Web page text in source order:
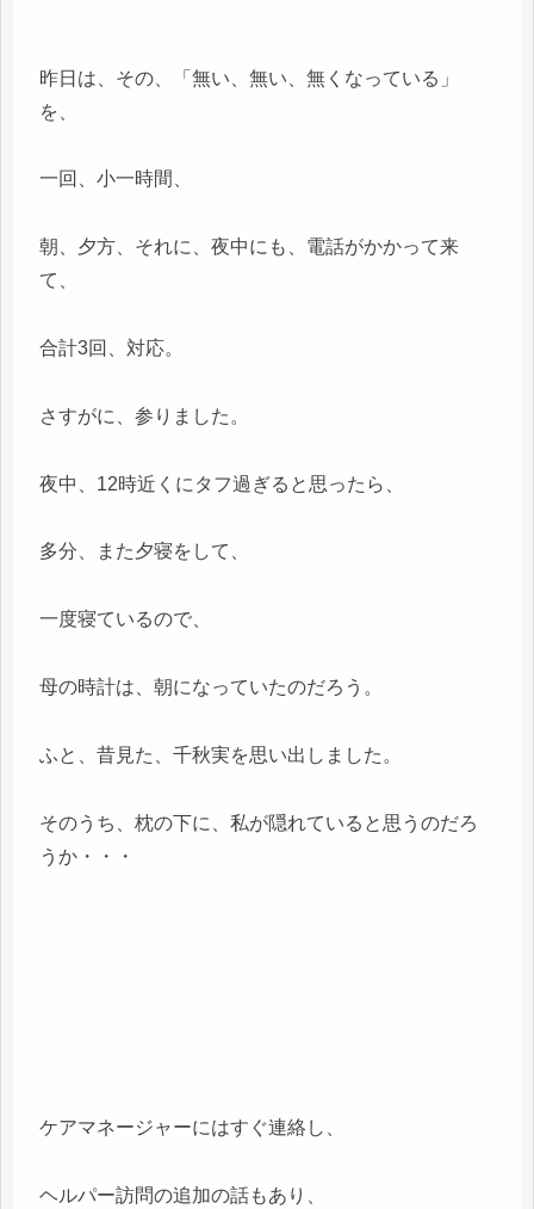
昨日は、その、「無い、無い、無くなっている」
を、
一回、小一時間、
朝、夕方、それに、夜中にも、電話がかかって来
て、
合計3回、対応。
さすがに、参りました。
夜中、12時近くにタフ過ぎると思ったら、
多分、また夕寝をして、
一度寝ているので、
母の時計は、朝になっていたのだろう。
ふと、昔見た、千秋実を思い出しました。
そのうち、枕の下に、私が隠れていると思うのだろ
うか・・・
ケアマネージャーにはすぐ連絡し、
ヘルパー訪問の追加の話もあり、